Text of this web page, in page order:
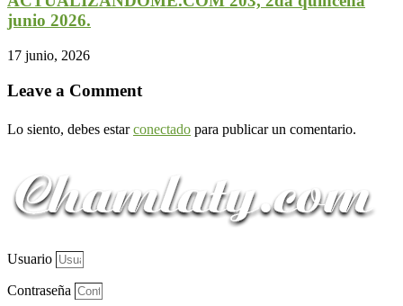
junio 2026.
17 junio, 2026
Leave a Comment
Lo siento, debes estarconectado para publicar un comentario.
Usuario
Contraseña